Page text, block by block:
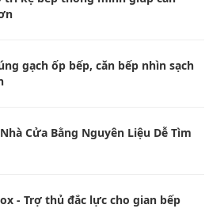
gạch ốp bếp, căn bếp nhìn sạch
Cửa Bằng Nguyên Liệu Dễ Tìm
- Trợ thủ đắc lực cho gian bếp